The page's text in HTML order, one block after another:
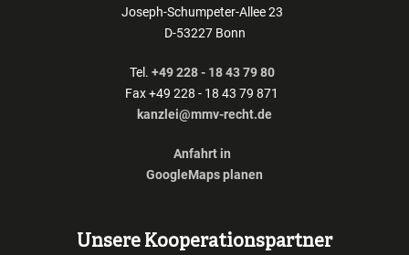
Joseph-Schumpeter-Allee 23
D-53227 Bonn
Tel. +49 228 - 18 43 79 80
Fax +49 228 - 18 43 79 871
kanzlei@mmv-recht.de
Anfahrt in
GoogleMaps planen
Unsere Kooperationspartner